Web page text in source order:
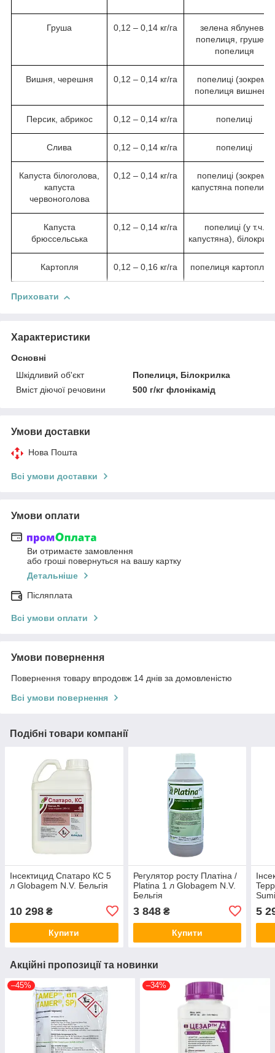
Груша 0,12 – 0,14 кг/га
зелена яблунева
попелиця, грушева
попелиця
Вишня, черешня 0,12 – 0,14 кг/га
попелиці (зокрема
попелиця вишнева)
Персик, абрикос 0,12 – 0,14 кг/га попелиці
Слива 0,12 – 0,14 кг/га попелиці
Капуста білоголова,
капуста
червоноголова
0,12 – 0,14 кг/га
попелиці (зокрема
капустяна
Капуста
брюссельська
0,12 – 0,14 кг/га
попелиці (у т.ч.
капустяна),
Картопля 0,12 – 0,16 кг/га попелиця
Приховати
Характеристики
Основні
Шкідливий об'єкт
Попелиця, Білокрилка
Вміст діючої речовини
500 г/кг флонікамід
Умови доставки
Нова Пошта
Всі умови доставки
Умови оплати
Ви отримаєте замовлення
або гроші повернуться на вашу картку
Детальніше
Післяплата
Всі умови оплати
Умови повернення
Повернення товару впродовж 14 днів за домовленістю
Всі умови повернення
Подібні товари компанії
Інсектицид Спатаро КС 5
л Globagem N.V. Бельгія
10 298 ₴
Купити
Регулятор росту Платіна /
Platina 1 л Globagem N.V.
Бельгія
3 848₴
Купити
5
Акційні пропозиції та новинки
–45% –34%